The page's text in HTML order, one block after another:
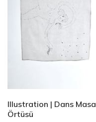
Illustration | Dans Masa
Örtüsü